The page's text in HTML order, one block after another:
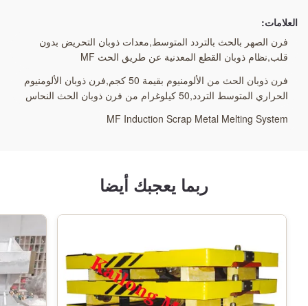
فرن ذوبان الألومنيوم الحراري المتوسط التردد
50 كيلوغرام من فرن ذوبان الحث النحاس
العلامات:
فرن الصهر بالحث بالتردد المتوسط,معدات ذوبان التحريض بدون
قلب,نظام ذوبان القطع المعدنية عن طريق الحث MF
فرن ذوبان الحث من الألومنيوم بقيمة 50 كجم,فرن ذوبان الألومنيوم
الحراري المتوسط التردد,50 كيلوغرام من فرن ذوبان الحث النحاس
MF Induction Scrap Metal Melting System
ربما يعجبك أيضا